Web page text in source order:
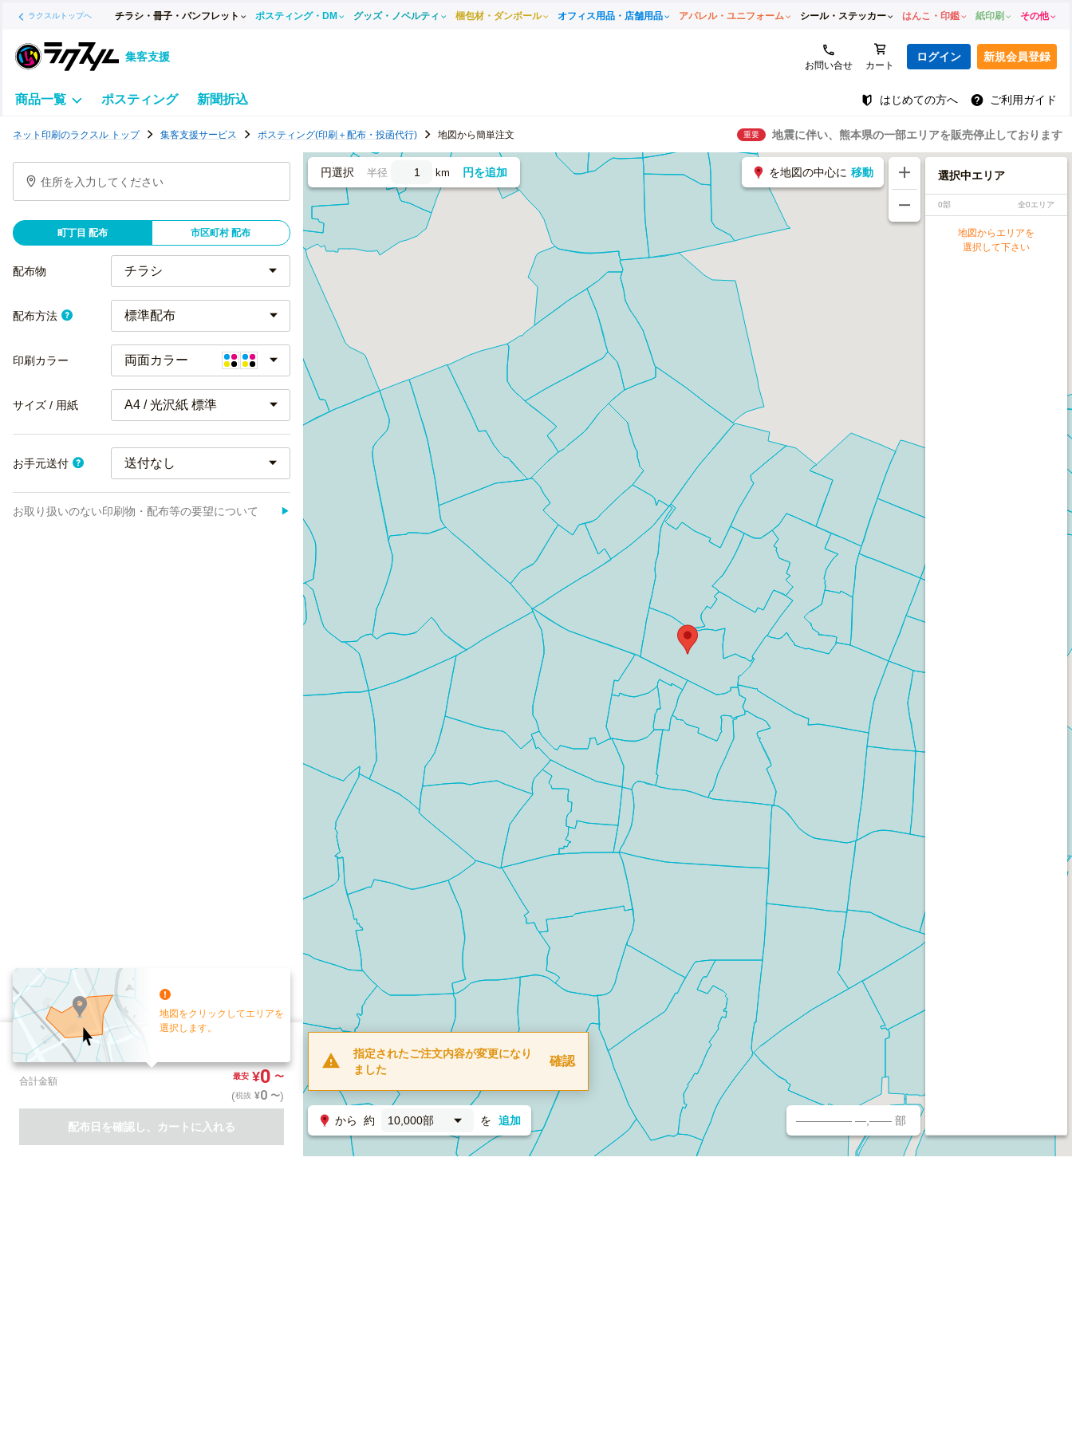
ラクスルトップへ チラシ・冊子・パンフレット ポスティング・DM グッズ・ノベルティ 梱包材・ダンボール オフィス用品・店舗用品 アパレル・ユニフォーム シール・ステッカー はんこ・印鑑 紙印刷 その他
集客支援
お問い合せ カート
ログイン 新規会員登録
商品一覧 ポスティング 新聞折込 はじめての方へ ご利用ガイド
テ
グ
ラ
ネット印刷のラクスル トップ 集客支援サービス ポスティング(印刷＋配布・投函代行) 地図から簡単注文 重要 地震に伴い、熊本県の一部エリアを販売停止しております
住所を入力してください
町丁目 配布 市区町村 配布
配布物
配布方法 標準配布
印刷カラー 両面カラー
サイズ / 用紙 A4 / 光沢紙 標準
お手元送付
お取り扱いのない印刷物・配布等の要望について ▶
地図をクリックしてエリアを
選択します。
配布部数
お手元送付
合計金額 最安 ¥0 〜
(税抜 ¥0 〜)
配布日を確認し、カートに入れる
円選択 半径 km 円を追加
指定されたご注文内容が変更になり
ました
確認
から 約 10,000部 を 追加
を地図の中心に 移動
————— —,—— 部
選択中エリア
0部 全0エリア
地図からエリアを
選択して下さい